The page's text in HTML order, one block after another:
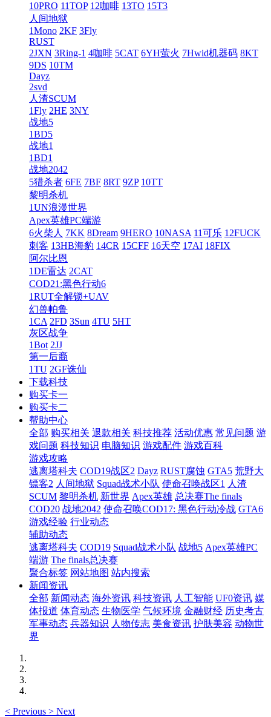
10PRO 11TOP 12咖啡 13TO 15T3
人间地狱
1Mono 2KF 3Fly
RUST
2JXN 3Ring-1 4咖啡 5CAT 6YH萤火 7Hwid机器码 8KT
9DS 10TM
Dayz
2svd
人渣SCUM
1Fly 2HE 3NY
战地5
1BD5
战地1
1BD1
战地2042
5猎杀者 6FE 7BF 8RT 9ZP 10TT
黎明杀机
1UN浪漫世界
Apex英雄PC端游
6火柴人 7KK 8Dream 9HERO 10NASA 11可乐 12FUCK
刺客 13HB海豹 14CR 15CFF 16天空 17AI 18FIX
阿尔比恩
1DE雷达 2CAT
COD21:黑色行动6
1RUT全解锁+UAV
幻兽帕鲁
1CA 2FD 3Sun 4TU 5HT
灰区战争
1Bot 2JJ
第一后裔
1TU 2GF诛仙
下载科技
购买卡一
购买卡二
帮助中心
全部 购买相关 退款相关 科技推荐 活动优惠 常见问题 游
戏问题 科技知识 电脑知识 游戏配件 游戏百科
游戏攻略
逃离塔科夫 COD19战区2 Dayz RUST腐蚀 GTA5 荒野大
镖客2 人间地狱 Squad战术小队 使命召唤战区1 人渣
SCUM 黎明杀机 新世界 Apex英雄 总决赛The finals
COD20 战地2042 使命召唤COD17: 黑色行动冷战 GTA6
游戏经验 行业动态
辅助动态
逃离塔科夫 COD19 Squad战术小队 战地5 Apex英雄PC
端游 The finals总决赛
聚合标签 网站地图 站内搜索
新闻资讯
全部 新闻动态 海外资讯 科技资讯 人工智能 UF0资讯 媒
体报道 体育动态 生物医学 气候环境 金融财经 历史考古
军事动态 兵器知识 人物传志 美食资讯 护肤美容 动物世
界
< Previous > Next